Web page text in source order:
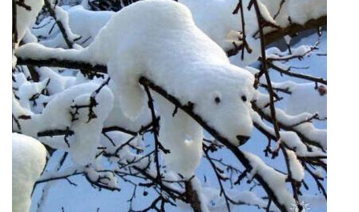
A/S
책
오
프
모
임
한
지
혜
여
파